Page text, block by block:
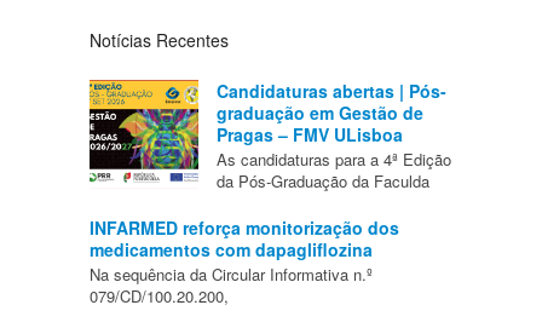
Notícias Recentes
Candidaturas abertas | Pós-
graduação em Gestão de
Pragas – FMV ULisboa
As candidaturas para a 4ª Edição
da Pós-Graduação da Faculda
INFARMED reforça monitorização dos
medicamentos com dapagliflozina
Na sequência da Circular Informativa n.º
079/CD/100.20.200,